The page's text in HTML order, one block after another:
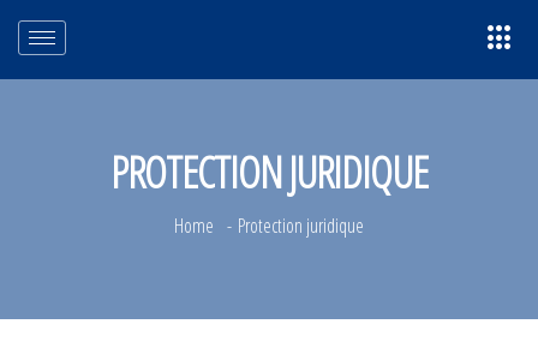
PROTECTION JURIDIQUE
Home Protection juridique